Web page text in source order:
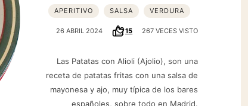
APERITIVO SALSA VERDURA
26 ABRIL 2024 15 267 VECES VISTO
Las Patatas con Alioli (Ajolio), son una
receta de patatas fritas con una salsa de
mayonesa y ajo, muy típica de los bares
españoles, sobre todo en Madrid.